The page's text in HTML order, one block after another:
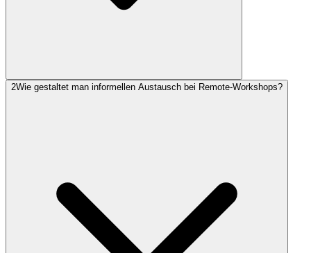
2Wie gestaltet man informellen Austausch bei Remote-Workshops?